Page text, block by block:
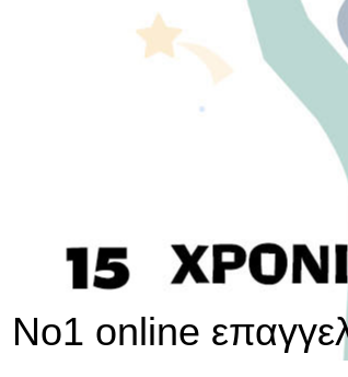
No1 online